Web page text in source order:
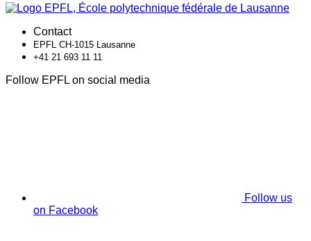
Contact
EPFL CH-1015 Lausanne
+41 21 693 11 11
Follow EPFL on social media
Follow us
on Facebook